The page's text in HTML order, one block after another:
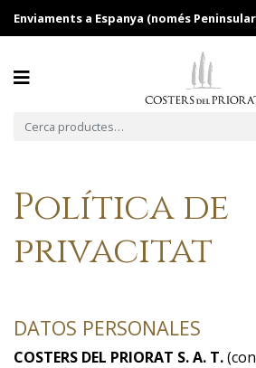
Enviaments a Espanya (només
Cerca:
Política de
privacitat
DATOS PERSONALES
COSTERS DEL PRIORAT S. A. T.